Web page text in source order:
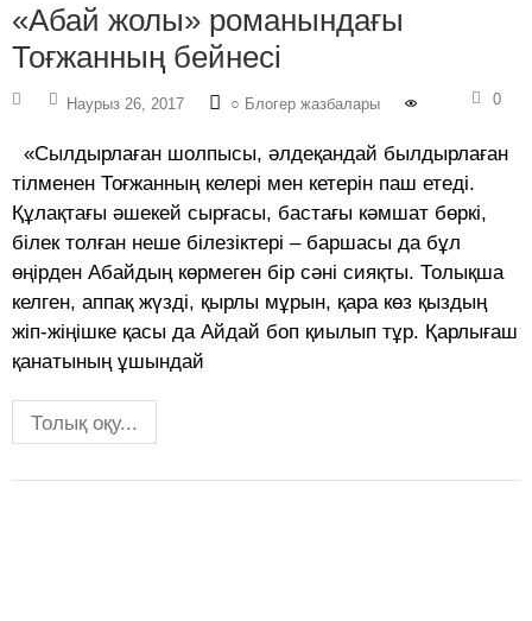
«Абай жолы» романындағы
Тоғжанның бейнесі
Наурыз 26, 2017 ○ Блогер жазбалары 0
«Сылдырлаған шолпысы, әлдеқандай былдырлаған
тілменен Тоғжанның келері мен кетерін паш етеді.
Құлақтағы әшекей сырғасы, бастағы кәмшат бөркі,
білек толған неше білезіктері – баршасы да бұл
өңірден Абайдың көрмеген бір сәні сияқты. Толықша
келген, аппақ жүзді, қырлы мұрын, қара көз қыздың
жіп-жіңішке қасы да Айдай боп қиылып тұр. Қарлығаш
қанатының ұшындай
Толық оқу...